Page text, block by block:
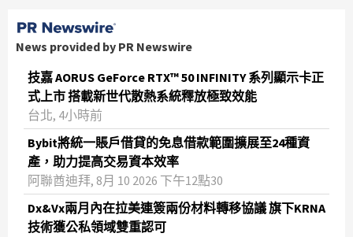
News provided by PR Newswire
技嘉 AORUS GeForce RTX™ 50 INFINITY 系列顯示卡正
式上市 搭載新世代散熱系統釋放極致效能
台北, 4小時前
Bybit將統一賬戶借貸的免息借款範圍擴展至24種資
產，助力提高交易資本效率
阿聯酋迪拜, 8月 10 2026 下午12點30
Dx&Vx兩月內在拉美連簽兩份材料轉移協議 旗下KRNA
技術獲公私領域雙重認可